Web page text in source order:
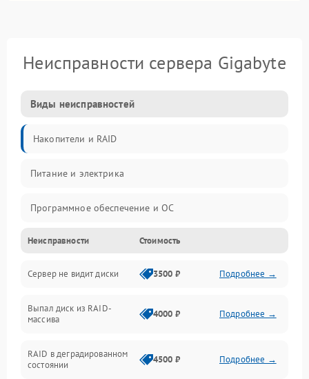
Неисправности сервера Gigabyte
Виды неисправностей
Накопители и RAID
Питание и электрика
Программное обеспечение и ОС
Охлаждение и температура
Материнская плата и процессор
Сеть и коммуникации
Неисправности Стоимость
Сервер не видит диски 3500 ₽ Подробнее →
Выпал диск из RAID-
массива
4000 ₽ Подробнее →
RAID в деградированном
состоянии
4500 ₽ Подробнее →